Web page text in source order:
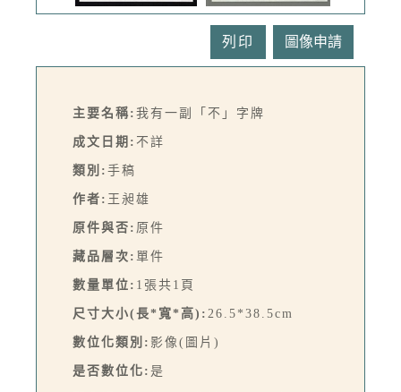
列印
主要名稱: 我有一副「不」字牌
成文日期: 不詳
類別: 手稿
作者: 王昶雄
原件與否: 原件
藏品層次: 單件
數量單位: 1張共1頁
尺寸大小(長*寬*高): 26.5*38.5cm
數位化類別: 影像(圖片)
是否數位化: 是